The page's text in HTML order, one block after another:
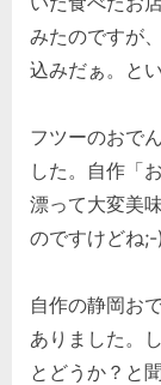
みたのですが
込みだぁ。と
フツーのおで
した。自作「
漂って大変美
のですけどね;-)
自作の静岡お
ありました。
とどうか？と